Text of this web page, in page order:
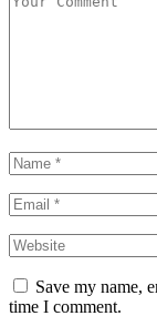
Save my name,
time I comment.